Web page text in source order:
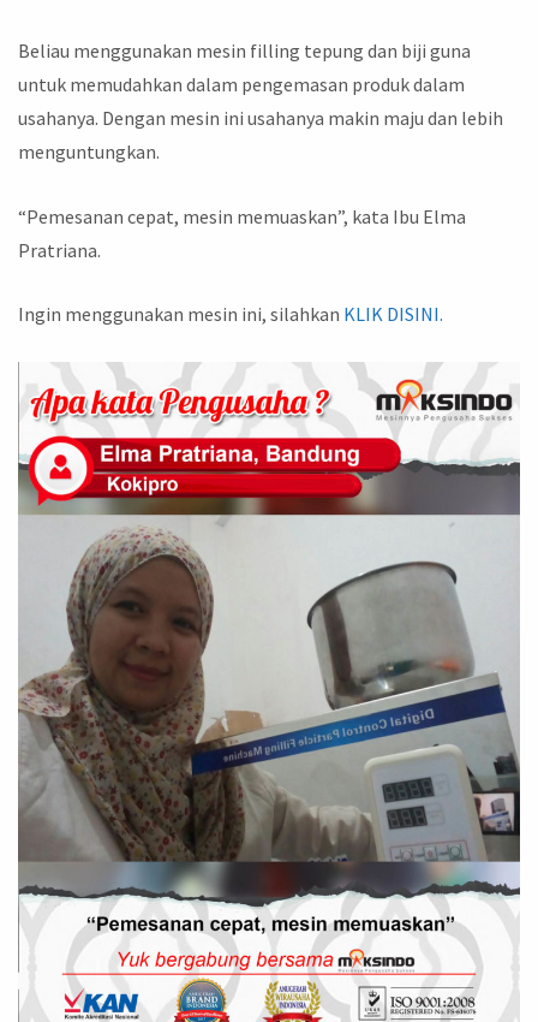
Beliau menggunakan mesin filling tepung dan biji guna
untuk memudahkan dalam pengemasan produk dalam
usahanya. Dengan mesin ini usahanya makin maju dan lebih
menguntungkan.
“Pemesanan cepat, mesin memuaskan”, kata Ibu Elma
Pratriana.
Ingin menggunakan mesin ini, silahkan KLIK DISINI.